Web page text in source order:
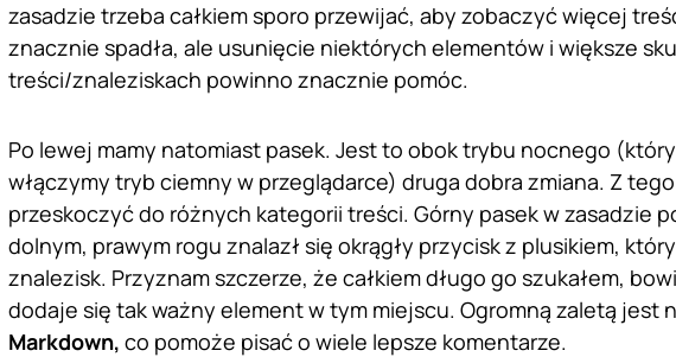
zasadzie trzeba całkiem sporo przewijać, aby zobaczyć więcej
znacznie spadła, ale usunięcie niektórych elementów i większe
treści/znaleziskach powinno znacznie pomóc.
Po lewej mamy natomiast pasek. Jest to obok trybu nocnego (który
włączymy tryb ciemny w przeglądarce) druga dobra zmiana. Z
przeskoczyć do różnych kategorii treści. Górny pasek w zasadzie
dolnym, prawym rogu znalazł się okrągły przycisk z plusikiem,
znalezisk. Przyznam szczerze, że całkiem długo go szukałem,
dodaje się tak ważny element w tym miejscu. Ogromną zaletą jest
Markdown, co pomoże pisać o wiele lepsze komentarze.